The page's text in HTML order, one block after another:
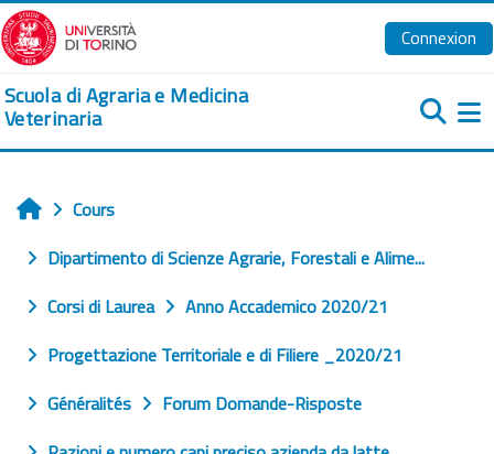
Passer au contenu principal
Connexion
Scuola di Agraria e Medicina
Veterinaria
Accueil
Cours
Dipartimento di Scienze Agrarie, Forestali e Alime...
Corsi di Laurea
Anno Accademico 2020/21
Progettazione Territoriale e di Filiere _2020/21
Généralités
Forum Domande-Risposte